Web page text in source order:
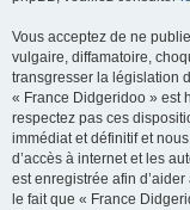
Vous acceptez de ne
vulgaire, diffamatoire,
transgresser la législation
« France Didgeridoo » est
respectez pas ces
immédiat et définitif et
d’accès à internet et les
est enregistrée afin
le fait que « France